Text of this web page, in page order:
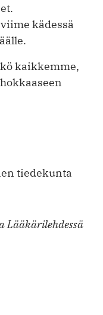
kädessä
kaikkemme,
tiedekunta
Lääkärilehdessä